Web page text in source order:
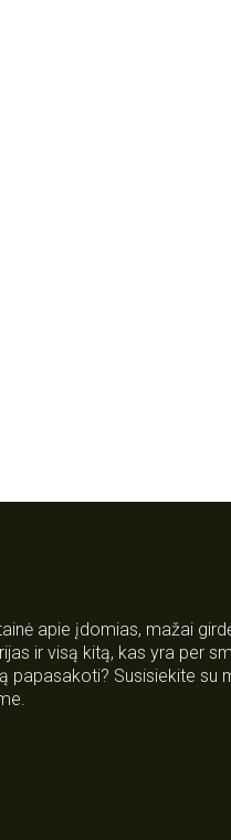
apie įdomias, mažai
ir visą kitą, kas yra per
papasakoti? Susisiekite su